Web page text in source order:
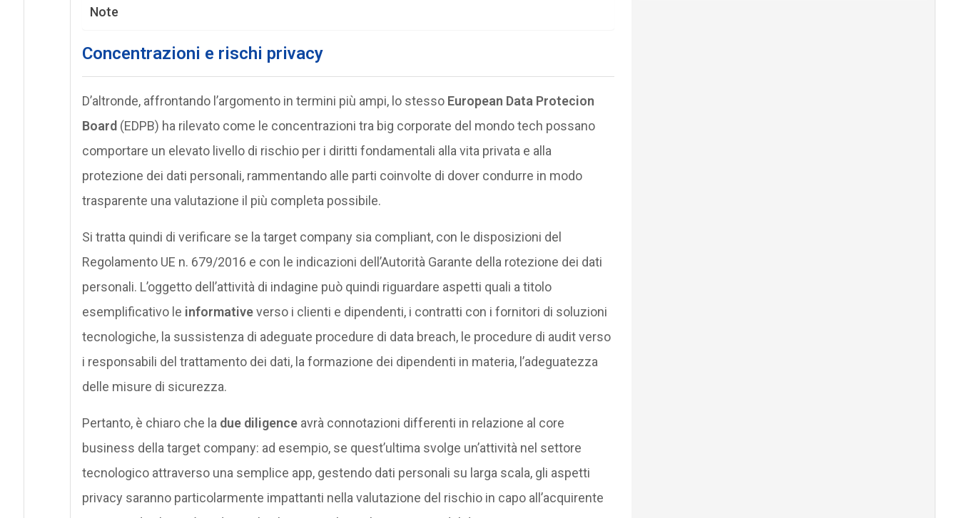
Note
Concentrazioni e rischi privacy
D’altronde, affrontando l’argomento in termini più ampi, lo stessoEuropean Data Protecion
Board(EDPB) ha rilevato come le concentrazioni tra big corporate del mondo tech possano
comportare un elevato livello di rischio per i diritti fondamentali alla vita privata e alla
protezione dei dati personali, rammentando alle parti coinvolte di dover condurre in modo
trasparente una valutazione il più completa possibile.
Si tratta quindi di verificare se la target company sia compliant, con le disposizioni del
Regolamento UE n. 679/2016 e con le indicazioni dell’Autorità Garante della rotezione dei dati
personali. L’oggetto dell’attività di indagine può quindi riguardare aspetti quali a titolo
esemplificativo le informativeverso i clienti e dipendenti, i contratti con i fornitori di soluzioni
tecnologiche, la sussistenza di adeguate procedure di data breach, le procedure di audit verso
i responsabili del trattamento dei dati, la formazione dei dipendenti in materia, l’adeguatezza
delle misure di sicurezza.
Pertanto, è chiaro che la due diligenceavrà connotazioni differenti in relazione al core
business della target company: ad esempio, se quest’ultima svolge un’attività nel settore
tecnologico attraverso una semplice app, gestendo dati personali su larga scala, gli aspetti
privacy saranno particolarmente impattanti nella valutazione del rischio in capo all’acquirente